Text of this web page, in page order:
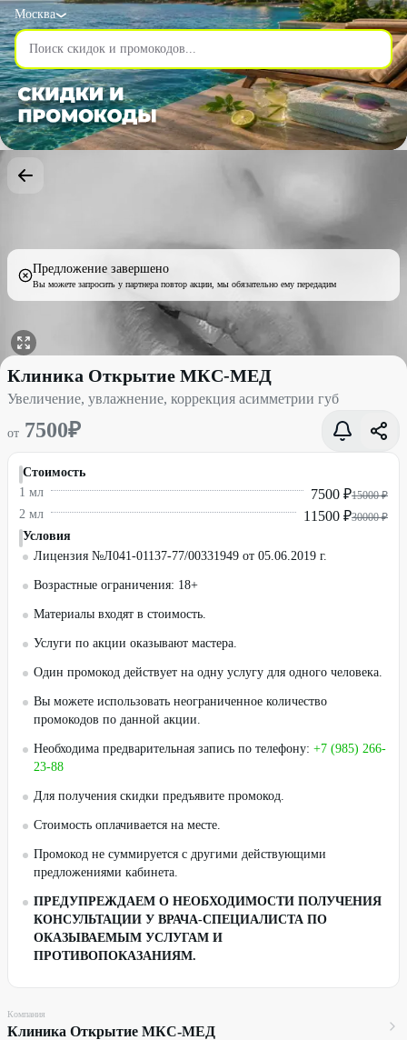
Москва
Предложение завершено
Вы можете запросить у партнера повтор акции, мы обязательно ему передадим
Увеличение, увлажнение, коррекция асимметрии губ со
Клиника Открытие МКС-МЕД
Увеличение, увлажнение, коррекция асимметрии губ
от 7500₽
Стоимость
1 мл
7500 ₽15000 ₽
2 мл 11500 ₽30000 ₽
Условия
Лицензия №Л041-01137-77/00331949 от 05.06.2019 г.
Возрастные ограничения: 18+
Материалы входят в стоимость.
Услуги по акции оказывают мастера.
Один промокод действует на одну услугу для одного человека.
Вы можете использовать неограниченное количество
промокодов по данной акции.
Необходима предварительная запись по телефону: +7 (985) 266-
23-88
Для получения скидки предъявите промокод.
Стоимость оплачивается на месте.
Промокод не суммируется с другими действующими
предложениями кабинета.
ПРЕДУПРЕЖДАЕМ О НЕОБХОДИМОСТИ ПОЛУЧЕНИЯ
КОНСУЛЬТАЦИИ У ВРАЧА-СПЕЦИАЛИСТА ПО
ОКАЗЫВАЕМЫМ УСЛУГАМ И
ПРОТИВОПОКАЗАНИЯМ.
Компания
Клиника Открытие МКС-МЕД